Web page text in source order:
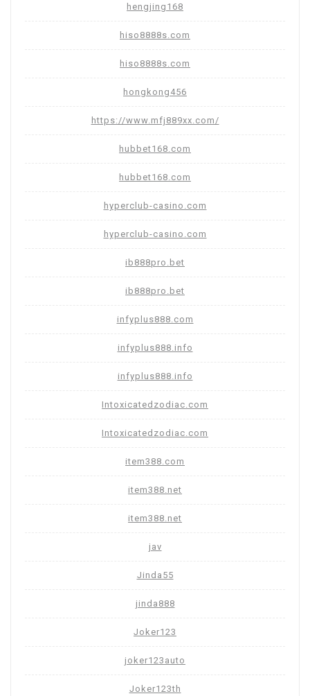
hengjing168
hiso8888s.com
hiso8888s.com
hongkong456
https://www.mfj889xx.com/
hubbet168.com
hubbet168.com
hyperclub-casino.com
hyperclub-casino.com
ib888pro.bet
ib888pro.bet
infyplus888.com
infyplus888.info
infyplus888.info
Intoxicatedzodiac.com
Intoxicatedzodiac.com
item388.com
item388.net
item388.net
jav
Jinda55
jinda888
Joker123
joker123auto
Joker123th